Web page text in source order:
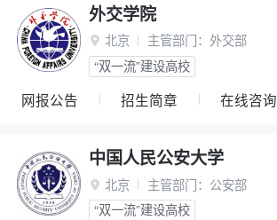
外交学院
 北京 主管部门： 外交部
“双一流”建设高校
网报公告 招生简章 在线咨询
中国人民公安大学
 北京 主管部门： 公安部
“双一流”建设高校